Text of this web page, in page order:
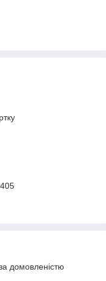
домовленістю